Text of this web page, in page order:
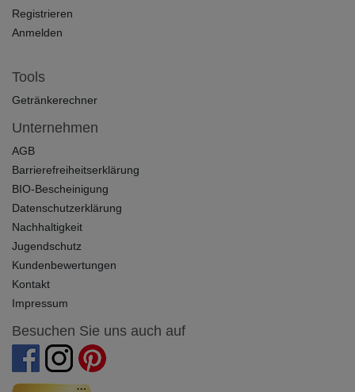
Registrieren
Anmelden
Tools
Getränkerechner
Unternehmen
AGB
Barrierefreiheitserklärung
BIO-Bescheinigung
Datenschutzerklärung
Nachhaltigkeit
Jugendschutz
Kundenbewertungen
Kontakt
Impressum
Besuchen Sie uns auch auf